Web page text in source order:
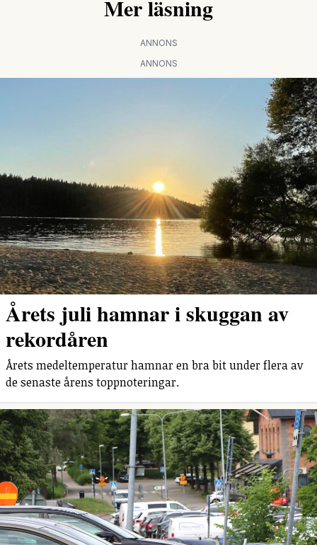
Mer läsning
ANNONS
ANNONS
Årets juli hamnar i skuggan av
rekordåren
Årets medeltemperatur hamnar en bra bit under flera av
de senaste årens toppnoteringar.